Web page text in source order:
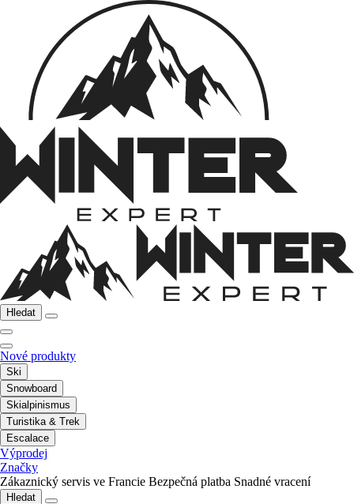
Hledat
Nové produkty
Ski
Snowboard
Skialpinismus
Turistika & Trek
Escalace
Výprodej
Značky
Zákaznický servis ve Francie Bezpečná platba Snadné vracení
Hledat